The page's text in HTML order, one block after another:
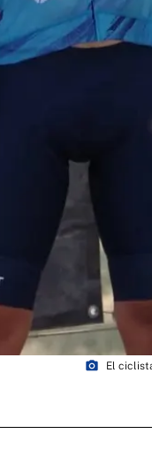
photo_camera El